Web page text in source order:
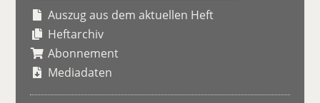
Auszug aus dem aktuellen Heft
Heftarchiv
Abonnement
Mediadaten